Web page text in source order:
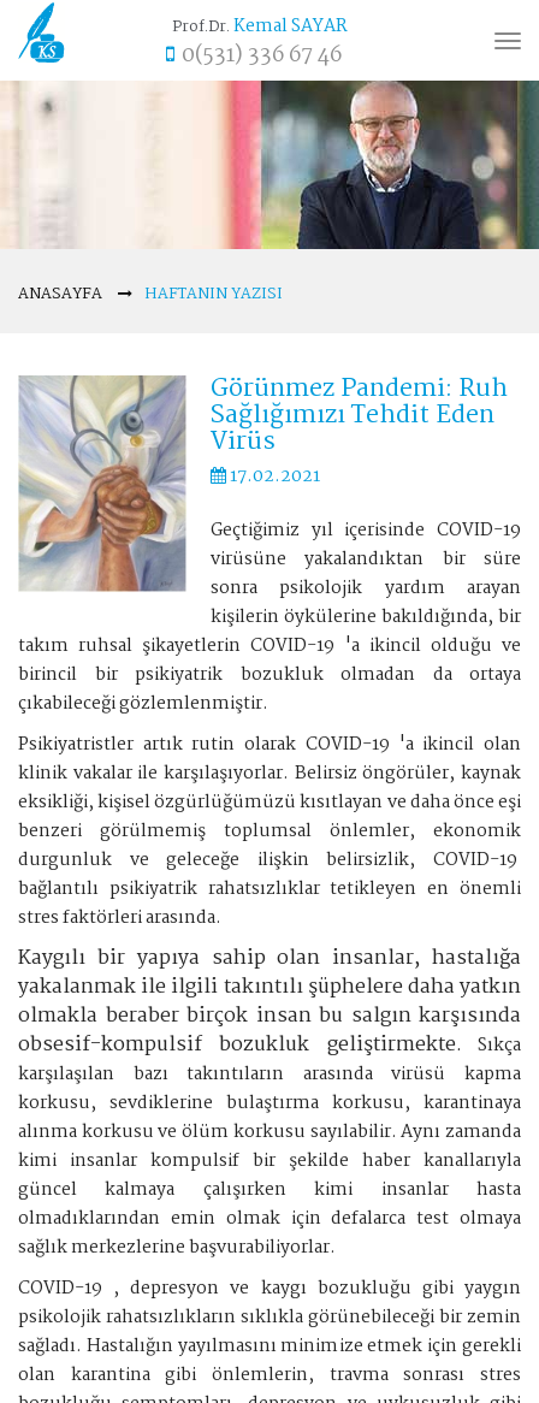
Prof.Dr.Kemal SAYAR
0(531) 336 67 46
ANASAYFA HAFTANIN YAZISI
Görünmez Pandemi: Ruh
Sağlığımızı Tehdit Eden
Virüs
17.02.2021
Geçtiğimiz yıl içerisinde COVID-19
virüsüne yakalandıktan bir süre
sonra psikolojik yardım arayan
kişilerin öykülerine bakıldığında, bir
takım ruhsal şikayetlerin COVID-19 'a ikincil olduğu ve
birincil bir psikiyatrik bozukluk olmadan da ortaya
çıkabileceği gözlemlenmiştir.
Psikiyatristler artık rutin olarak COVID-19 'a ikincil olan
klinik vakalar ile karşılaşıyorlar. Belirsiz öngörüler, kaynak
eksikliği, kişisel özgürlüğümüzü kısıtlayan ve daha önce eşi
benzeri görülmemiş toplumsal önlemler, ekonomik
durgunluk ve geleceğe ilişkin belirsizlik, COVID-19
bağlantılı psikiyatrik rahatsızlıklar tetikleyen en önemli
stres faktörleri arasında.
Kaygılı bir yapıya sahip olan insanlar, hastalığa
yakalanmak ile ilgili takıntılı şüphelere daha yatkın
olmakla beraber birçok insan bu salgın karşısında
obsesif-kompulsif bozukluk geliştirmekte. Sıkça
karşılaşılan bazı takıntıların arasında virüsü kapma
korkusu, sevdiklerine bulaştırma korkusu, karantinaya
alınma korkusu ve ölüm korkusu sayılabilir. Aynı zamanda
kimi insanlar kompulsif bir şekilde haber kanallarıyla
güncel kalmaya çalışırken kimi insanlar hasta
olmadıklarından emin olmak için defalarca test olmaya
sağlık merkezlerine başvurabiliyorlar.
COVID-19 , depresyon ve kaygı bozukluğu gibi yaygın
psikolojik rahatsızlıkların sıklıkla görünebileceği bir zemin
sağladı. Hastalığın yayılmasını minimize etmek için gerekli
olan karantina gibi önlemlerin, travma sonrası stres